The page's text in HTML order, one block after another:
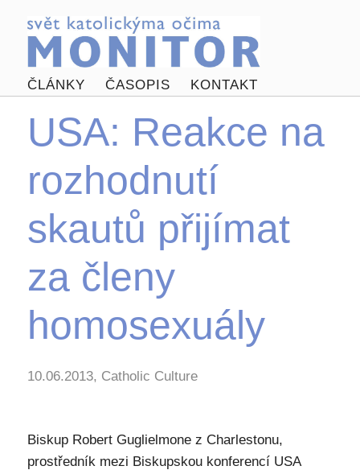
ČLÁNKY ČASOPIS KONTAKT
USA: Reakce na
rozhodnutí
skautů přijímat
za členy
homosexuály
10.06.2013, Catholic Culture
Biskup Robert Guglielmone z Charlestonu,
prostředník mezi Biskupskou konferencí USA